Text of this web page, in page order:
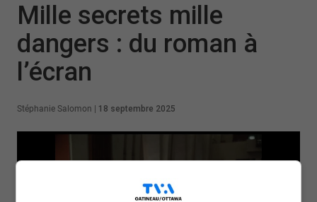
Mille secrets mille
dangers : du roman à
l’écran
Stéphanie Salomon 18 septembre 2025